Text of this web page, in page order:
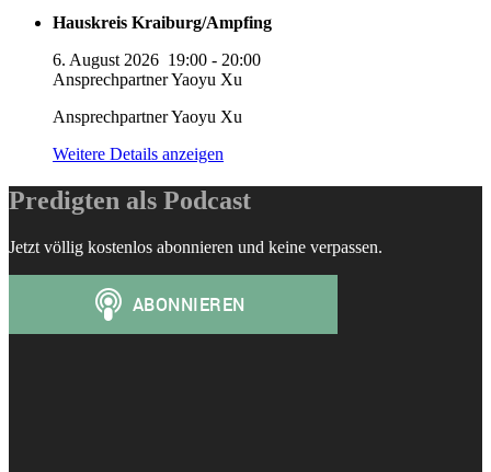
Hauskreis Kraiburg/Ampfing
6. August 2026 19:00 - 20:00
Ansprechpartner Yaoyu Xu
Ansprechpartner Yaoyu Xu
Weitere Details anzeigen
Predigten als Podcast
Jetzt völlig kostenlos abonnieren und keine verpassen.